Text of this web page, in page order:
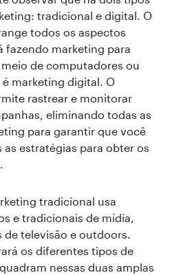
tradicional e digital. O
todos os aspectos
fazendo marketing para
de computadores ou
marketing digital. O
rastrear e monitorar
eliminando todas as
para garantir que você
estratégias para obter os
tradicional usa
e tradicionais de mídia,
televisão e outdoors.
os diferentes tipos de
nessas duas amplas